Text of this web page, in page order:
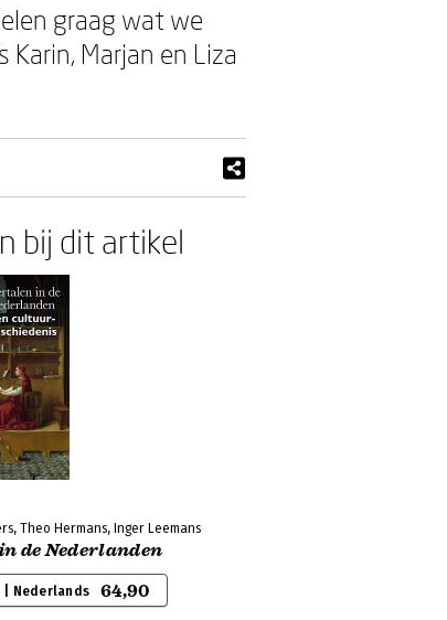
graag wat we
Karin, Marjan en Liza
bij dit artikel
Theo Hermans, Inger Leemans
de Nederlanden
| Nederlands 64,90